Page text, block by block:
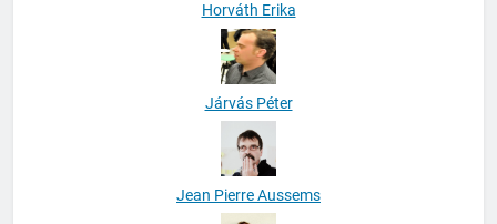
Horváth Erika
Járvás Péter
Jean Pierre Aussems